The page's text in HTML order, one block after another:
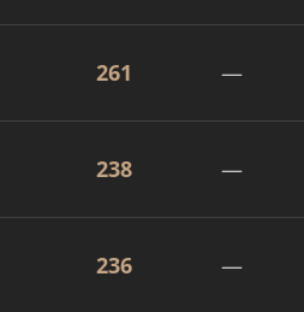
261 —
238 —
236 —